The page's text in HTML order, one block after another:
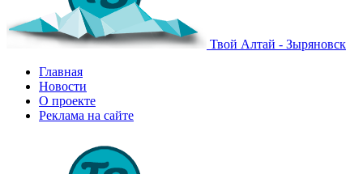
Твой Алтай - Зыряновск
Главная
Новости
О проекте
Реклама на сайте